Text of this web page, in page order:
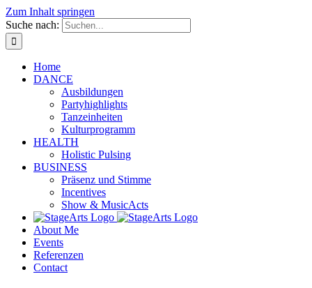
Zum Inhalt springen
Suche nach:
Home
DANCE
Ausbildungen
Partyhighlights
Tanzeinheiten
Kulturprogramm
HEALTH
Holistic Pulsing
BUSINESS
Präsenz und Stimme
Incentives
Show & MusicActs
About Me
Events
Referenzen
Contact